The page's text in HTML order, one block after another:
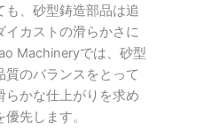
も、砂型鋳造部品は追
イカストの滑らかさに
Machineryでは、砂型
のバランスをとって
らかな仕上がりを求め
先します。